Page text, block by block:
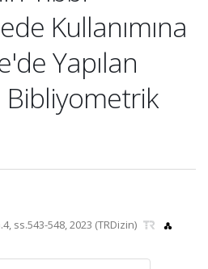
Kullanımına
Yapılan
Bibliyometrik
ss.543-548, 2023 (TRDizin)